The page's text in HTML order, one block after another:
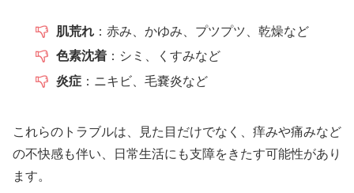
肌荒れ：赤み、かゆみ、プツプツ、乾燥など
色素沈着：シミ、くすみなど
炎症：ニキビ、毛嚢炎など
これらのトラブルは、見た目だけでなく、痒みや痛みなど
の不快感も伴い、日常生活にも支障をきたす可能性があり
ます。